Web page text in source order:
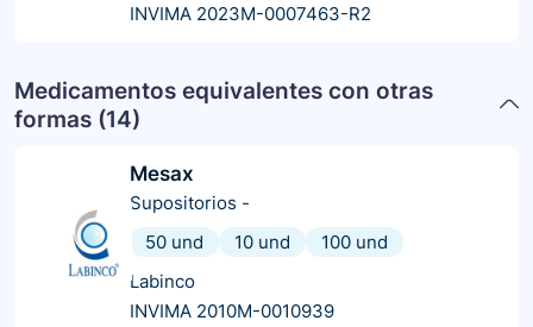
INVIMA 2023M-0007463-R2
Medicamentos equivalentes con otras
formas (14)
Mesax
Supositorios -
50 und
10 und
100 und
Labinco
INVIMA 2010M-0010939